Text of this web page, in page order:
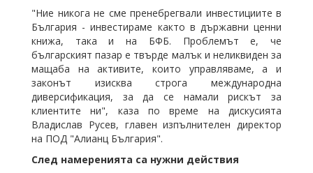
"Ние никога не сме пренебрегвали инвестициите в
България - инвестираме както в държавни ценни
книжа, така и на БФБ. Проблемът е, че
българският пазар е твърде малък и неликвиден за
мащаба на активите, които управляваме, а и
законът изисква строга международна
диверсификация, за да се намали рискът за
клиентите ни", каза по време на дискусията
Владислав Русев, главен изпълнителен директор
на ПОД "Алианц България".
След намеренията са нужни действия